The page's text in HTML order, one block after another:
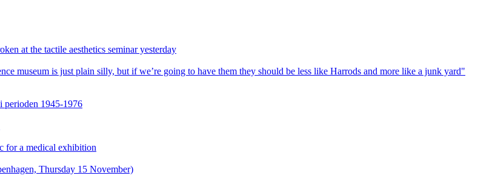
at the tactile aesthetics seminar yesterday
museum is just plain silly, but if we’re going to have them they should be less like Harrods and more like a junk yard"
perioden 1945-1976
for a medical exhibition
Thursday 15 November)